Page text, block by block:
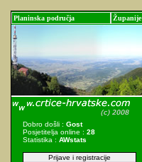
Planinska područja Županije
Dobro došli : Gost
Posjetitelja online : 28
Statistika : AWstats
Prijave i registracije